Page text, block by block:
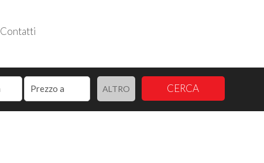
Contatti
ALTRO CERCA
Follow us